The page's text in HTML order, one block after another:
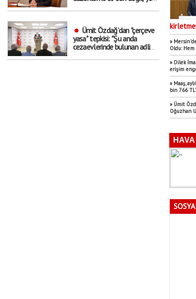
Ümit Özdağ’dan "çerçeve
yasa" tepkisi: "Şu anda
cezaevlerinde bulunan adli
»
Oldu:
» Dilek
erişim
» Maaş,
bin 766
» Ümit
Oğuzhan